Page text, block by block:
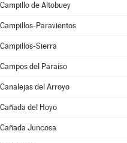
Campillo de Altobuey
Campillos-Paravientos
Campillos-Sierra
Campos del Paraíso
Canalejas del Arroyo
Cañada del Hoyo
Cañada Juncosa